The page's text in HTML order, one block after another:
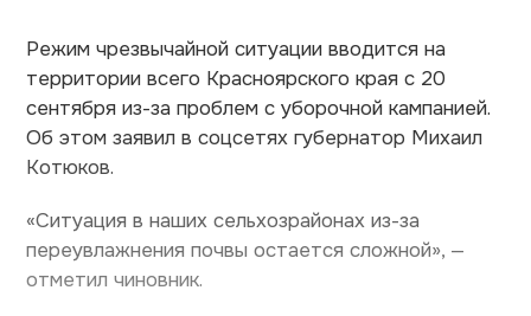
Режим чрезвычайной ситуации вводится на
территории всего Красноярского края с 20
сентября из-за проблем с уборочной кампанией.
Об этом заявил в соцсетях губернатор Михаил
Котюков.
«Ситуация в наших сельхозрайонах из-за
переувлажнения почвы остается сложной», —
отметил чиновник.